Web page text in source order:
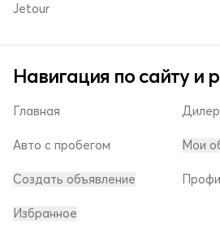
Jetour
Навигация по сайту и
Главная
Авто с пробегом
Создать объявление
Мои
Избранное